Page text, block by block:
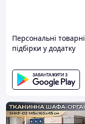
Персональні товарні
підбірки у додатку